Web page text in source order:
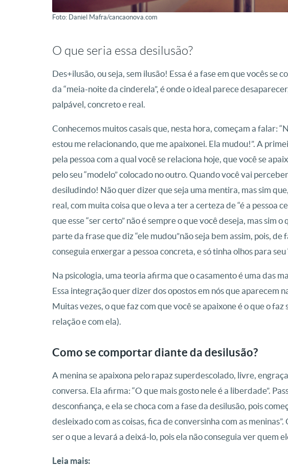
Foto: Daniel Mafra/cancaonova.com
O que seria essa desilusão?
Des+ilusão, ou seja, sem ilusão! Essa é a fase em que vocês se
da “meia-noite da cinderela”, é onde o ideal parece
palpável, concreto e real.
Conhecemos muitos casais que, nesta hora, começam a falar:
estou me relacionando, que me apaixonei. Ela mudou!”. A
pela pessoa com a qual você se relaciona hoje, que você se
pelo seu “modelo” colocado no outro. Quando você vai
desiludindo! Não quer dizer que seja uma mentira, mas sim
real, com muita coisa que o leva a ter a certeza de “é a pessoa
que esse “ser certo” não é sempre o que você deseja, mas sim
parte da frase que diz “ele mudou”não seja bem assim, pois,
conseguia enxergar a pessoa concreta, e só tinha olhos para seu
Na psicologia, uma teoria afirma que o casamento é uma das
Essa integração quer dizer dos opostos em nós que aparecem
Muitas vezes, o que faz com que você se apaixone é o que o
relação e com ela).
Como se comportar diante da desilusão?
A menina se apaixona pelo rapaz superdescolado, livre,
conversa. Ela afirma: “O que mais gosto nele é a liberdade”.
desconfiança, e ela se choca com a fase da desilusão, pois
desleixado com as coisas, fica de conversinha com as
ser o que a levará a deixá-lo, pois ela não conseguia ver quem
Leia mais: